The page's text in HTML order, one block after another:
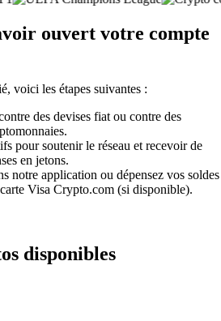
ouvert votre compte
voici les étapes suivantes :
des devises fiat ou contre des
pour soutenir le réseau et recevoir de
en jetons.
notre application ou dépensez vos soldes
Visa Crypto.com (si disponible).
disponibles